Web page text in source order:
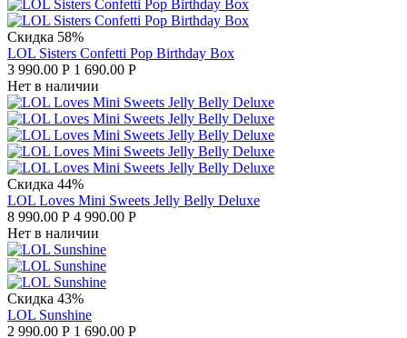
Скидка 58%
LOL Sisters Confetti Pop Birthday Box
3 990.00 Р 1 690.00 Р
Нет в наличии
Скидка 44%
LOL Loves Mini Sweets Jelly Belly Deluxe
8 990.00 Р 4 990.00 Р
Нет в наличии
Скидка 43%
LOL Sunshine
2 990.00 Р 1 690.00 Р